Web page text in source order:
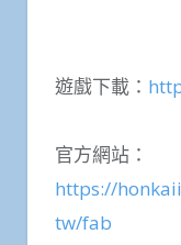
遊戲下載：
官方網站：
https://
tw/fab